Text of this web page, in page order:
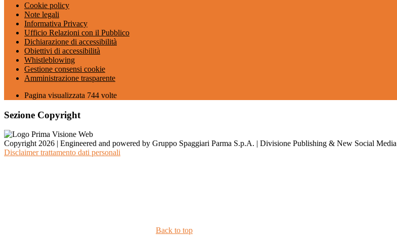
Cookie policy
Note legali
Informativa Privacy
Ufficio Relazioni con il Pubblico
Dichiarazione di accessibilità
Obiettivi di accessibilità
Whistleblowing
Gestione consensi cookie
Amministrazione trasparente
Pagina visualizzata 744 volte
Sezione Copyright
Copyright 2026 | Engineered and powered by Gruppo Spaggiari Parma S.p.A. | Divisione Publishing & New Social Media
Disclaimer trattamento dati personali
Back to top